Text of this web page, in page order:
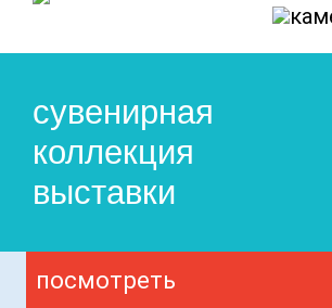
сувенирная
коллекция
выставки
посмотреть